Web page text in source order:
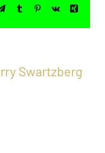
TelegramTumblrPinterest
Vk
Xing
Swartzberg